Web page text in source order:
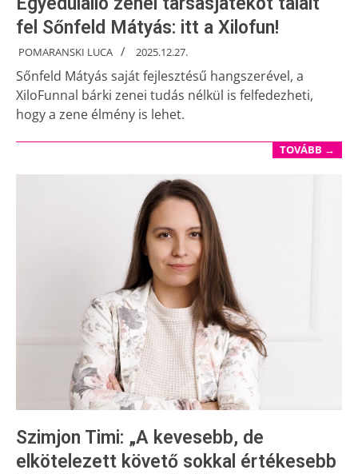
fel Sőnfeld Mátyás: itt a Xilofun!
POMARANSKI LUCA 2025.12.27.
Sőnfeld Mátyás saját fejlesztésű hangszerével, a
XiloFunnal bárki zenei tudás nélkül is felfedezheti,
hogy a zene élmény is lehet.
TOVÁBB →
Szimjon Timi: „A kevesebb, de
elkötelezett követő sokkal értékesebb